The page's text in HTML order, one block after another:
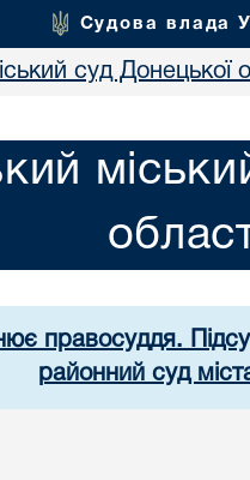
Судова влада
суд Донецької
правосуддя.
районний суд